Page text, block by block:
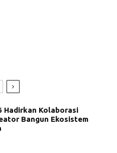
Hadirkan Kolaborasi
Bangun Ekosistem